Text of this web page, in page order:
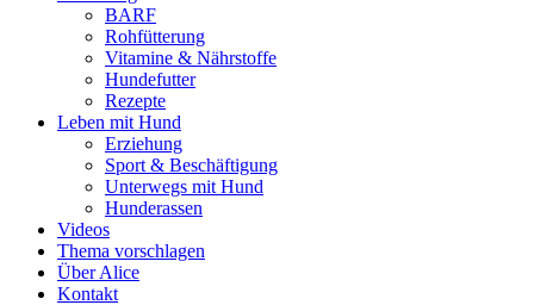
BARF
Rohfütterung
Vitamine & Nährstoffe
Hundefutter
Rezepte
Leben mit Hund
Erziehung
Sport & Beschäftigung
Unterwegs mit Hund
Hunderassen
Videos
Thema vorschlagen
Über Alice
Kontakt